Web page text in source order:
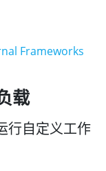
Frameworks
载
行自定义工作